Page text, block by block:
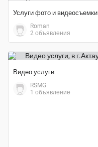
Услуги фото и видеосъемки
Roman
2 объявления
Видео услуги
RSMG
1 объявление